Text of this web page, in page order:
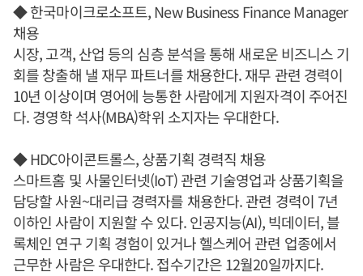
◆ 한국마이크로소프트, New Business Finance Manager
채용
시장, 고객, 산업 등의 심층 분석을 통해 새로운 비즈니스 기
회를 창출해 낼 재무 파트너를 채용한다. 재무 관련 경력이
10년 이상이며 영어에 능통한 사람에게 지원자격이 주어진
다. 경영학 석사(MBA)학위 소지자는 우대한다.
◆ HDC아이콘트롤스, 상품기획 경력직 채용
스마트홈 및 사물인터넷(IoT) 관련 기술영업과 상품기획을
담당할 사원~대리급 경력자를 채용한다. 관련 경력이 7년
이하인 사람이 지원할 수 있다. 인공지능(AI), 빅데이터, 블
록체인 연구 기획 경험이 있거나 헬스케어 관련 업종에서
근무한 사람은 우대한다. 접수기간은 12월20일까지다.